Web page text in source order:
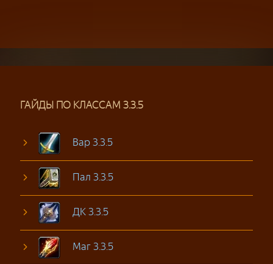
ГАЙДЫ ПО КЛАССАМ 3.3.5
Вар 3.3.5
Пал 3.3.5
ДК 3.3.5
Маг 3.3.5